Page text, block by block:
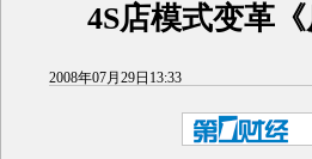
4S店模式变革
2008年07月29日13:33